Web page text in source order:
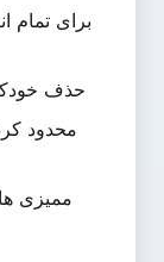
حذف
محدود
ممیزی